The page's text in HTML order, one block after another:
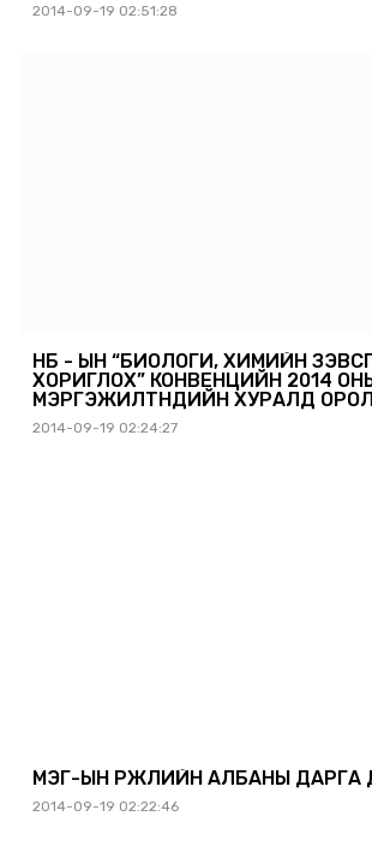
2014-09-19 02:51:28
НҮБ - ЫН “БИОЛОГИ, ХИМИЙН
ХОРИГЛОХ” КОНВЕНЦИЙН 2014
МЭРГЭЖИЛТНҮҮДИЙН ХУРАЛД
2014-09-19 02:24:27
МЭҮГ-ЫН ҮРЖЛИЙН АЛБАНЫ ДАРГА
2014-09-19 02:22:46